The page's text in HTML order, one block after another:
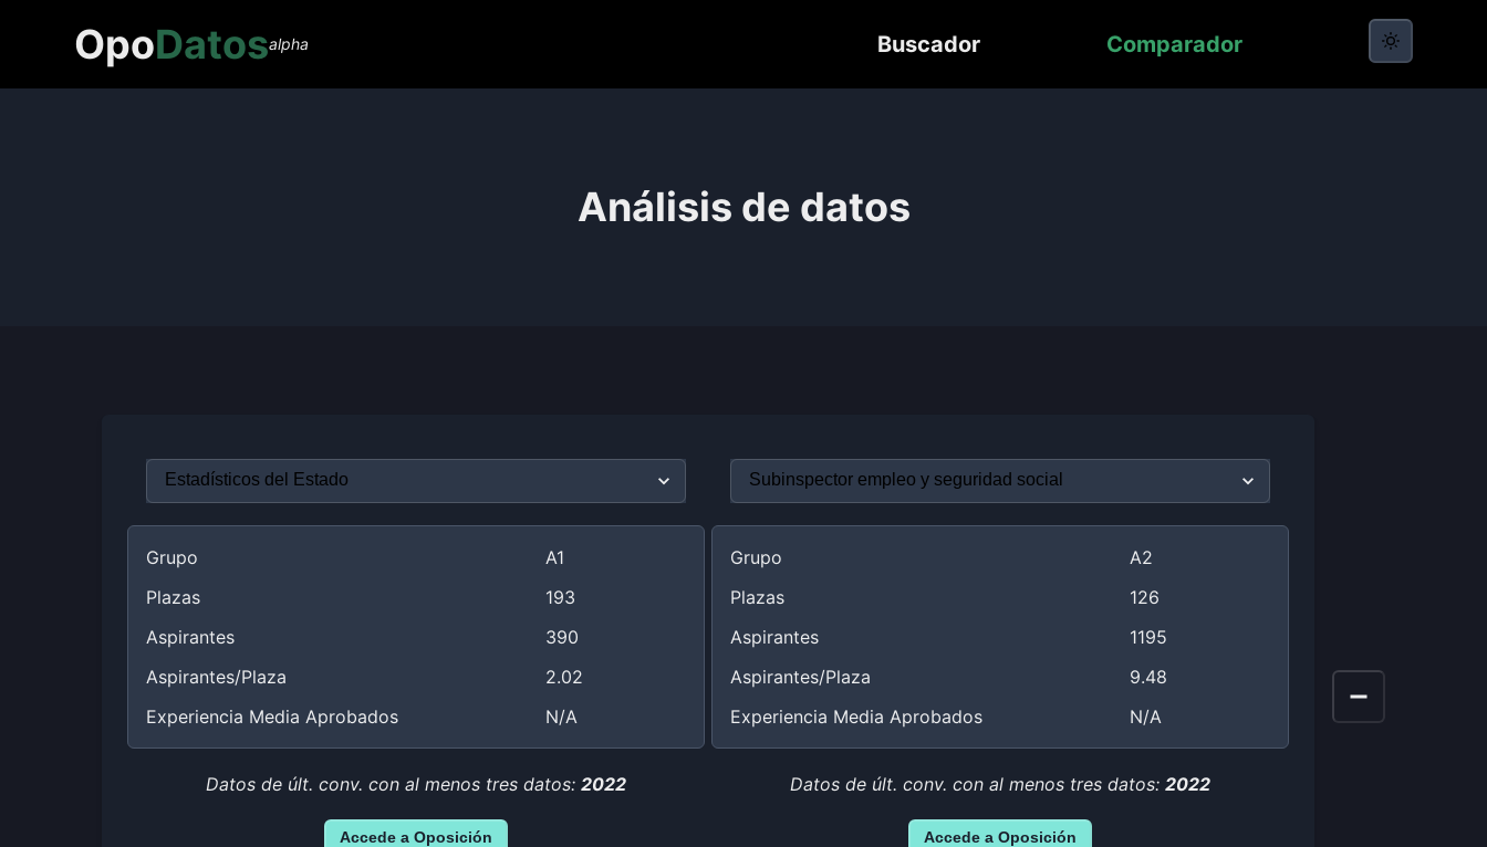
OpoDatosalpha Buscador Comparador
Análisis de datos
Grupo
A1
Plazas
193
Aspirantes
390
Aspirantes/Plaza
2.02
Experiencia Media Aprobados
N/A
Datos de últ. conv. con al menos tres datos: 2022
Accede a Oposición
Grupo
A2
Plazas
126
Aspirantes
1195
Aspirantes/Plaza
9.48
Experiencia Media Aprobados
N/A
Datos de últ. conv. con al menos tres datos: 2022
Accede a Oposición